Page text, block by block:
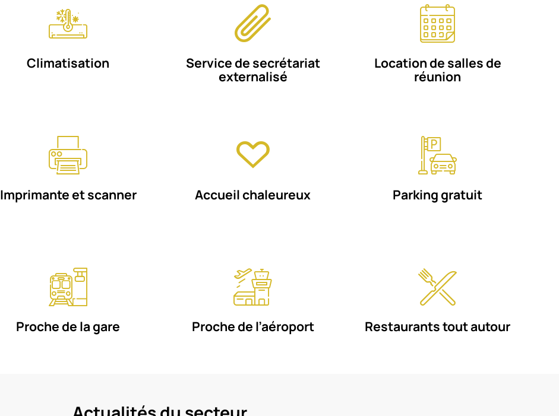
Climatisation Service de secrétariat
externalisé
Location de salles de
réunion
Imprimante et scanner Accueil chaleureux Parking gratuit
Proche de la gare Proche de l’aéroport Restaurants tout autour